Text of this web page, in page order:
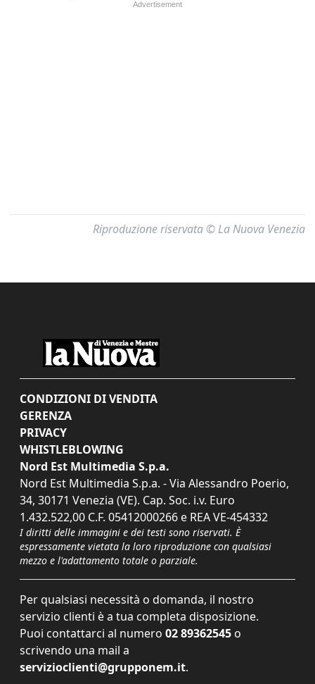
Riproduzione riservata © La Nuova Venezia
CONDIZIONI DI VENDITA
GERENZA
PRIVACY
WHISTLEBLOWING
Nord Est Multimedia S.p.a.
Nord Est Multimedia S.p.a. - Via Alessandro Poerio,
34, 30171 Venezia (VE). Cap. Soc. i.v. Euro
1.432.522,00 C.F. 05412000266 e REA VE-454332
I diritti delle immagini e dei testi sono riservati. È
espressamente vietata la loro riproduzione con qualsiasi
mezzo e l'adattamento totale o parziale.
Per qualsiasi necessità o domanda, il nostro
servizio clienti è a tua completa disposizione.
Puoi contattarci al numero 02 89362545 o
scrivendo una mail a
servizioclienti@grupponem.it.